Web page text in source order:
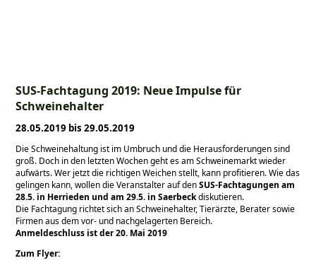
SUS-Fachtagung 2019: Neue Impulse für
Schweinehalter
28.05.2019 bis 29.05.2019
Die Schweinehaltung ist im Umbruch und die Herausforderungen sind
groß. Doch in den letzten Wochen geht es am Schweinemarkt wieder
aufwärts. Wer jetzt die richtigen Weichen stellt, kann profitieren. Wie das
gelingen kann, wollen die Veranstalter auf denSUS-Fachtagungen am
28.5. in Herrieden und am 29.5. in Saerbeckdiskutieren.
Die Fachtagung richtet sich an Schweinehalter, Tierärzte, Berater sowie
Firmen aus dem vor- und nachgelagerten Bereich.
Anmeldeschluss ist der 20. Mai 2019
Zum Flyer: